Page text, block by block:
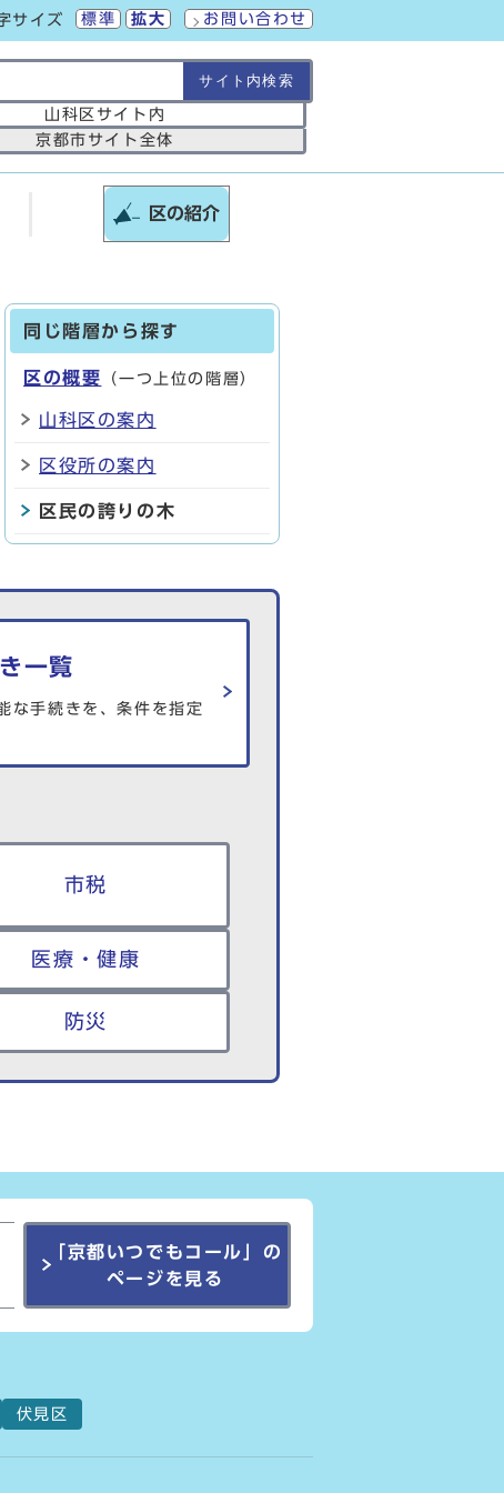
サイズ 標準 拡大 お問い合わせ
範囲
山科区サイト内
京都市サイト全体
区の紹介
同じ階層から探す
区の概要 （一つ上位の階層）
山科区の案内
区役所の案内
区民の誇りの木
一覧
な手続きを、条件を指定
市税
医療・健康
防災
「京都いつでもコール」の
ページを見る
伏見区